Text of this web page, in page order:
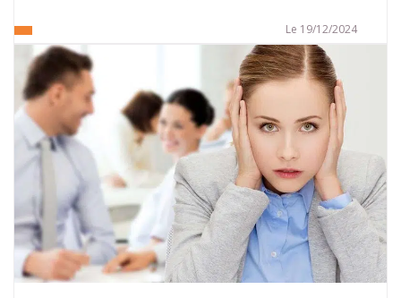
d’identifier les axes d’amélioration. Cet article
vous présente les points clés pour réaliser le
bilan de votre politique handicap vous
permettant, en appliquant les principes de
l’amélioration continue, de vous inscrire dans
un cycle vertueux.
Le 19/12/2024